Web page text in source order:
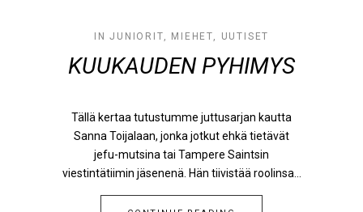
IN JUNIORIT, MIEHET, UUTISET
KUUKAUDEN PYHIMYS
Tällä kertaa tutustumme juttusarjan kautta
Sanna Toijalaan, jonka jotkut ehkä tietävät
jefu-mutsina tai Tampere Saintsin
viestintätiimin jäsenenä. Hän tiivistää roolinsa...